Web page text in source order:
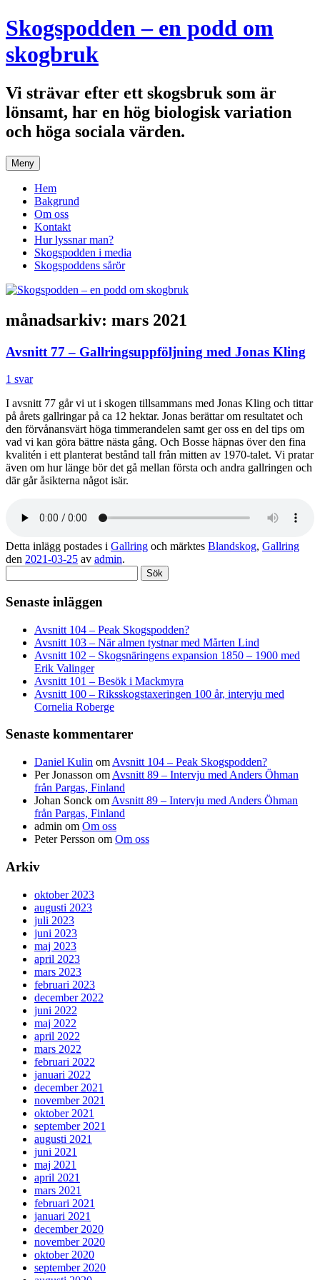
Hoppa
till
innehåll
Skogspodden – en podd om
skogbruk
Vi strävar efter ett skogsbruk som är
lönsamt, har en hög biologisk variation
och höga sociala värden.
Meny
Hem
Bakgrund
Om oss
Kontakt
Hur lyssnar man?
Skogspodden i media
Skogspoddens sårör
månadsarkiv: mars 2021
Avsnitt 77 – Gallringsuppföljning med Jonas Kling
1 svar
I avsnitt 77 går vi ut i skogen tillsammans med Jonas Kling och tittar
på årets gallringar på ca 12 hektar. Jonas berättar om resultatet och
den förvånansvärt höga timmerandelen samt ger oss en del tips om
vad vi kan göra bättre nästa gång. Och Bosse häpnas över den fina
kvalitén i ett planterat bestånd tall från mitten av 1970-talet. Vi pratar
även om hur länge bör det gå mellan första och andra gallringen och
där går åsikterna något isär.
Detta inlägg postades i Gallring och märktes Blandskog, Gallring
den 2021-03-25 av admin.
efter:
Senaste inläggen
Avsnitt 104 – Peak Skogspodden?
Avsnitt 103 – När almen tystnar med Mårten Lind
Avsnitt 102 – Skogsnäringens expansion 1850 – 1900 med
Erik Valinger
Avsnitt 101 – Besök i Mackmyra
Avsnitt 100 – Riksskogstaxeringen 100 år, intervju med
Cornelia Roberge
Senaste kommentarer
Daniel Kulin om Avsnitt 104 – Peak Skogspodden?
Per Jonasson om Avsnitt 89 – Intervju med Anders Öhman
från Pargas, Finland
Johan Sonck om Avsnitt 89 – Intervju med Anders Öhman
från Pargas, Finland
admin om Om oss
Peter Persson om Om oss
Arkiv
oktober 2023
augusti 2023
juli 2023
juni 2023
maj 2023
april 2023
mars 2023
februari 2023
december 2022
juni 2022
maj 2022
april 2022
mars 2022
februari 2022
januari 2022
december 2021
november 2021
oktober 2021
september 2021
augusti 2021
juni 2021
maj 2021
april 2021
mars 2021
februari 2021
januari 2021
december 2020
november 2020
oktober 2020
september 2020